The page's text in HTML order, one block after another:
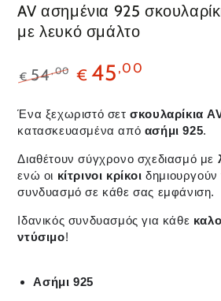
AV ασημένια 925
με λευκό σμάλτο
€54,00 € 45 ,00
Ένα ξεχωριστό σετσκουλαρίκια
κατασκευασμένα από ασήμι 925.
Διαθέτουν σύγχρονο σχεδιασμό με
ενώ οι κίτρινοι κρίκοι δημιουργούν
συνδυασμό σε κάθε σας εμφάνιση.
Ιδανικός συνδυασμός για κάθε
ντύσιμο!
Ασήμι 925